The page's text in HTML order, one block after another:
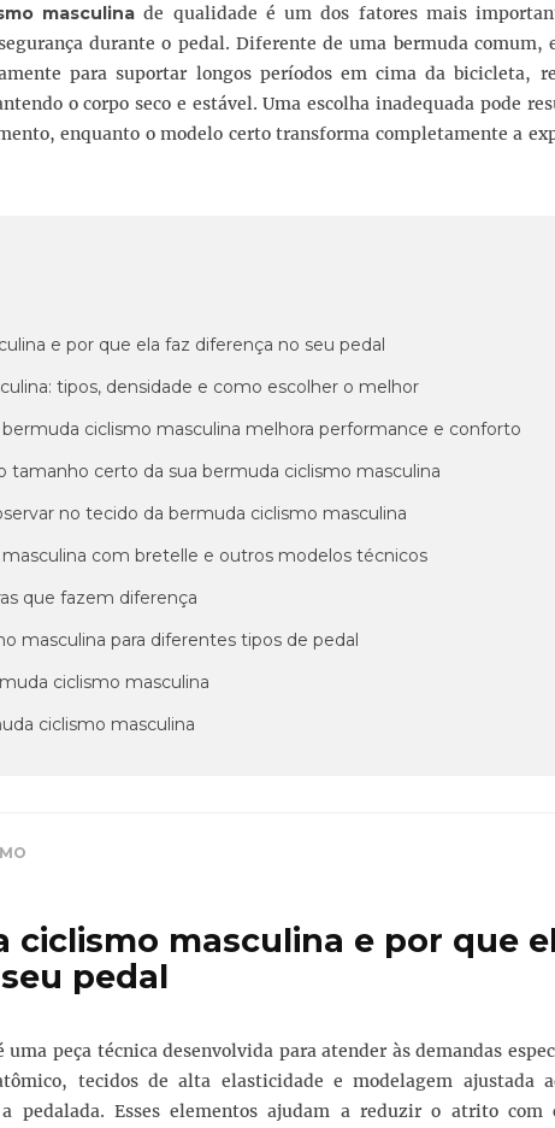
masculinade qualidade é um dos fatores mais
durante o pedal. Diferente de uma bermuda comum,
para suportar longos períodos em cima da bicicleta,
o corpo seco e estável. Uma escolha inadequada pode
enquanto o modelo certo transforma completamente a
e por que ela faz diferença no seu pedal
tipos, densidade e como escolher o melhor
ciclismo masculina melhora performance e conforto
tamanho certo da sua bermuda ciclismo masculina
no tecido da bermuda ciclismo masculina
com bretelle e outros modelos técnicos
que fazem diferença
masculina para diferentes tipos de pedal
ciclismo masculina
ciclismo masculina
ciclismo masculina e por que
pedal
uma peça técnica desenvolvida para atender às demandas
tecidos de alta elasticidade e modelagem ajustada
pedalada. Esses elementos ajudam a reduzir o atrito com